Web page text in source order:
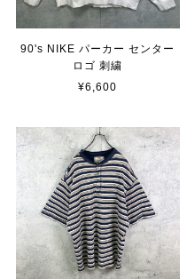
90's NIKE パーカー センター
ロゴ 刺繍
¥6,600